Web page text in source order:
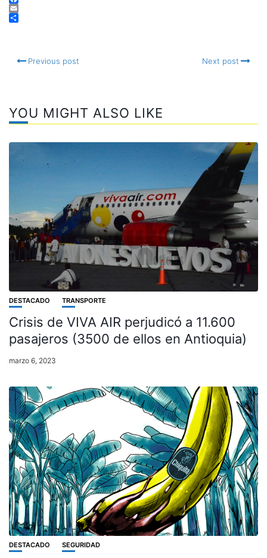
Facebook
Email
Previous post Next post
YOU MIGHT ALSO LIKE
DESTACADO TRANSPORTE
Crisis de VIVA AIR perjudicó a 11.600
pasajeros (3500 de ellos en Antioquia)
marzo 6, 2023
DESTACADO SEGURIDAD